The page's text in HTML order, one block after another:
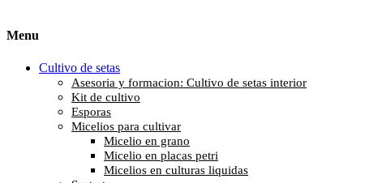
Menu
Cultivo de setas
Asesoria y formacion: Cultivo de setas interior
Kit de cultivo
Esporas
Micelios para cultivar
Micelio en grano
Micelio en placas petri
Micelios en culturas liquidas